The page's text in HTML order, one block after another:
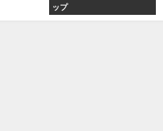
ップ